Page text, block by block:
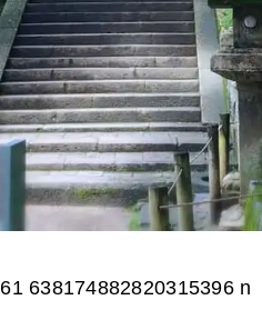
638174882820315396 n